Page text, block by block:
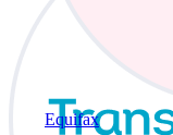
Equifax